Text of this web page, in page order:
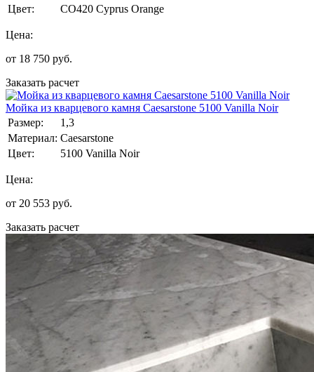
Цвет:
CO420 Cyprus Orange
Цена:
от 18 750 руб.
Заказать расчет
Мойка из кварцевого камня Caesarstone 5100 Vanilla Noir
Размер:
1,3
Материал: Caesarstone
Цвет:
5100 Vanilla Noir
Цена:
от 20 553 руб.
Заказать расчет